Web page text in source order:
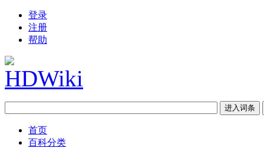
登录
注册
帮助
首页
百科分类